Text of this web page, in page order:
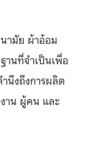
ามัย ผ้าอ้อม
นที่จำเป็นเพื่อ
นึงถึงการผลิต
าน ผู้คน และ